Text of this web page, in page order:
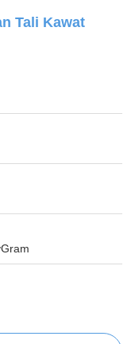
Tali Kawat